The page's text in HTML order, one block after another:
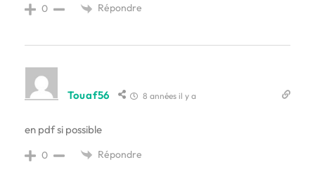
0 Répondre
Touaf56 8 années il y a
en pdf si possible
0 Répondre